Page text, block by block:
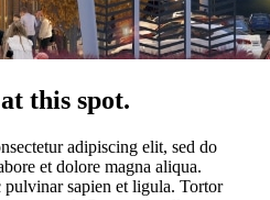
this spot.
adipiscing elit, sed do
et dolore magna aliqua.
sapien et ligula. Tortor